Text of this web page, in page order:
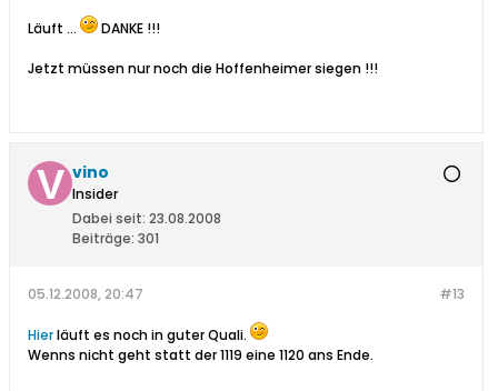
Läuft ... DANKE !!!
Jetzt müssen nur noch die Hoffenheimer siegen !!!
vino
Insider
Dabei seit: 23.08.2008
Beiträge: 301
#13
05.12.2008, 20:47
Hierläuft es noch in guter Quali.
Wenns nicht geht statt der 1119 eine 1120 ans Ende.